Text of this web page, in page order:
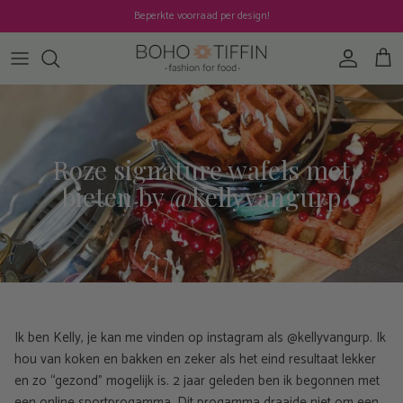
Beperkte voorraad per design!
Account
Roze signature wafels met
bieten by @kellyvangurp
Ik ben Kelly, je kan me vinden op instagram als @kellyvangurp. Ik
hou van koken en bakken en zeker als het eind resultaat lekker
en zo “gezond” mogelijk is. 2 jaar geleden ben ik begonnen met